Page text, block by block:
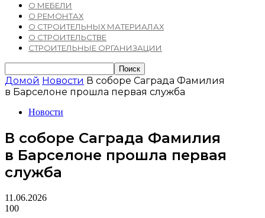
О МЕБЕЛИ
О РЕМОНТАХ
О СТРОИТЕЛЬНЫХ МАТЕРИАЛАХ
О СТРОИТЕЛЬСТВЕ
СТРОИТЕЛЬНЫЕ ОРГАНИЗАЦИИ
Домой Новости В соборе Саграда Фамилия
в Барселоне прошла первая служба
Новости
В соборе Саграда Фамилия
в Барселоне прошла первая
служба
11.06.2026
100